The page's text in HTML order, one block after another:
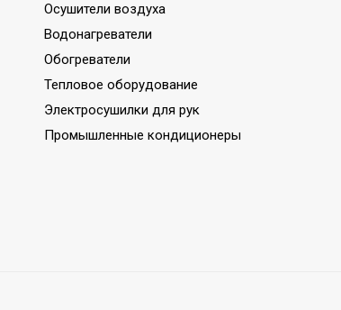
Осушители воздуха
Водонагреватели
Обогреватели
Тепловое оборудование
Электросушилки для рук
Промышленные кондиционеры